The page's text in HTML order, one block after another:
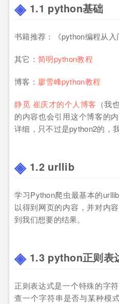
1.1 python基础
书籍推荐：《python编程从入
其它： 简明python教程
博客： 廖雪峰python教程
静觅 崔庆才的个人博客 （我
的内容也会引用这个博客的
详细，只不过是python2的，
1.2 urllib
学习Python爬虫最基本的
以得到网页的内容，并对内
到我们想要的结果。
1.3 python正则表
正则表达式是一个特殊的字
查一个字符串是否与某种模